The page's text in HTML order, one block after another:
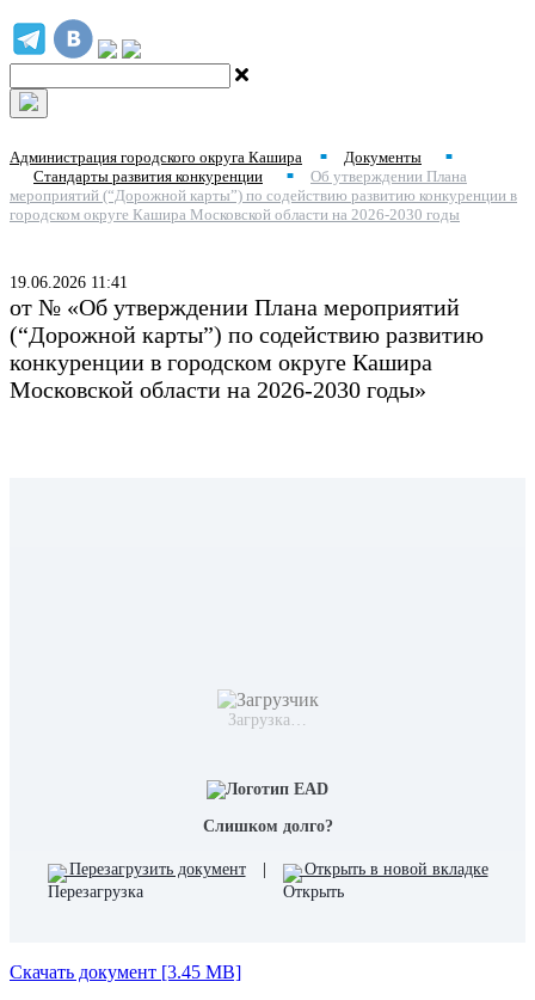
Администрация городского округа Кашира ■ Документы ■
Стандарты развития конкуренции ■
Об утверждении Плана
мероприятий (“Дорожной карты”) по содействию развитию конкуренции в
городском округе Кашира Московской области на 2026-2030 годы
19.06.2026 11:41
от № «Об утверждении Плана мероприятий
(“Дорожной карты”) по содействию развитию
конкуренции в городском округе Кашира
Московской области на 2026-2030 годы»
Загрузка…
Слишком долго?
Перезагрузить документ Открыть в новой вкладке
Скачать документ [3.45 MB]